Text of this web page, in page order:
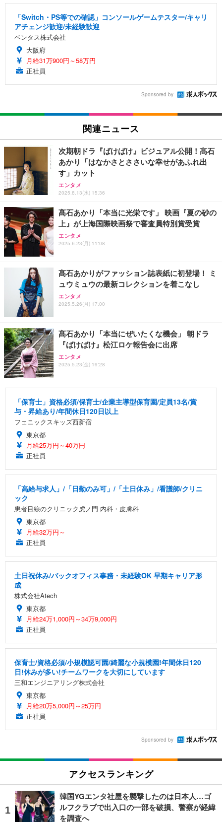
「Switch・PS等での確認」コンソールゲームテスター/キャリ
アチェンジ歓迎/未経験歓迎
ベンタス株式会社
大阪府
月給31万900円～58万円
正社員
Sponsored by
関連ニュース
次期朝ドラ『ばけばけ』ビジュアル公開！髙石
あかり「はなかさとささいな幸せがあふれ出
す」カット
エンタメ
2025.8.13(水) 15:36
髙石あかり「本当に光栄です」 映画『夏の砂の
上』が上海国際映画祭で審査員特別賞受賞
エンタメ
2025.6.23(月) 11:08
髙石あかりがファッション誌表紙に初登場！ ミ
ュウミュウの最新コレクションを着こなし
エンタメ
2025.5.26(月) 17:00
髙石あかり「本当にぜいたくな機会」 朝ドラ
『ばけばけ』松江ロケ報告会に出席
エンタメ
2025.5.23(金) 19:28
「保育士」資格必須/保育士/企業主導型保育園/定員13名/賞
与・昇給あり/年間休日120日以上
フェニックスキッズ西新宿
東京都
月給25万円～40万円
正社員
「高給与求人」/「日勤のみ可」/「土日休み」/看護師/クリニ
ック
患者目線のクリニック虎ノ門 内科・皮膚科
東京都
月給32万円～
正社員
土日祝休み/バックオフィス事務・未経験OK 早期キャリア形
成
株式会社Atech
東京都
月給24万1,000円～34万9,000円
正社員
保育士/資格必須/小規模認可園/綺麗な小規模園!年間休日120
日!休みが多い!チームワークを大切にしています
三和エンジニアリング株式会社
東京都
月給20万5,000円～25万円
正社員
Sponsored by
アクセスランキング
韓国YGエンタ社屋を襲撃したのは日本人…ゴ
ルフクラブで出入口の一部を破損、警察が経緯
を調査へ